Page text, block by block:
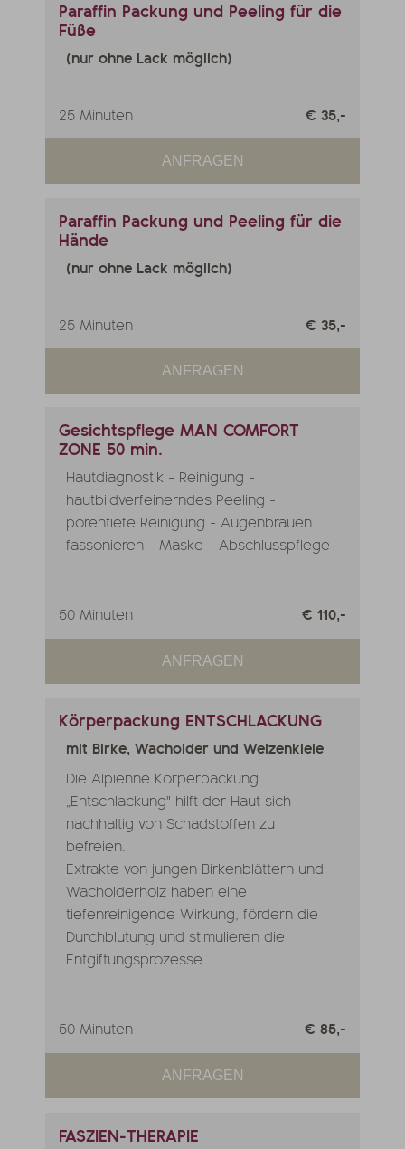
Paraffin Packung und Peeling für die
Füße
(nur ohne Lack möglich)
25 Minuten € 35,-
ANFRAGEN
Paraffin Packung und Peeling für die
Hände
(nur ohne Lack möglich)
25 Minuten € 35,-
ANFRAGEN
Gesichtspflege MAN COMFORT
ZONE 50 min.
Hautdiagnostik - Reinigung -
hautbildverfeinerndes Peeling -
porentiefe Reinigung - Augenbrauen
fassonieren - Maske - Abschlusspflege
50 Minuten € 110,-
ANFRAGEN
Körperpackung ENTSCHLACKUNG
mit Birke, Wacholder und Weizenkleie
Die Alpienne Körperpackung
„Entschlackung" hilft der Haut sich
nachhaltig von Schadstoffen zu
befreien.
Extrakte von jungen Birkenblättern und
Wacholderholz haben eine
tiefenreinigende Wirkung, fördern die
Durchblutung und stimulieren die
Entgiftungsprozesse
50 Minuten € 85,-
ANFRAGEN
FASZIEN-THERAPIE